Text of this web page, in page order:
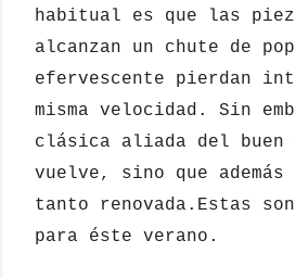
habitual es que las
alcanzan un chute de
efervescente pierdan
misma velocidad. Sin
clásica aliada del buen
vuelve, sino que además
tanto renovada.Estas
para éste verano.